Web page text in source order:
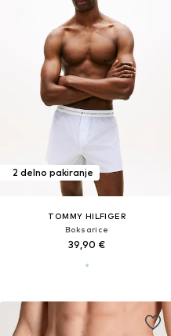
2 delno pakiranje
TOMMY HILFIGER
Boksarice
39,90 €